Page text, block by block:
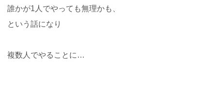
誰かが1人でやっても無理かも、
という話になり
複数人でやることに…